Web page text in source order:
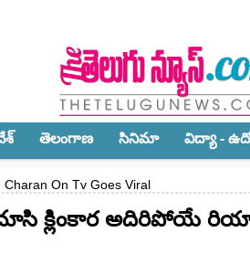
తెలంగాణ‌ సినిమా విద్యా -
On Tv Goes Viral
క్లింకార అదిరిపోయే